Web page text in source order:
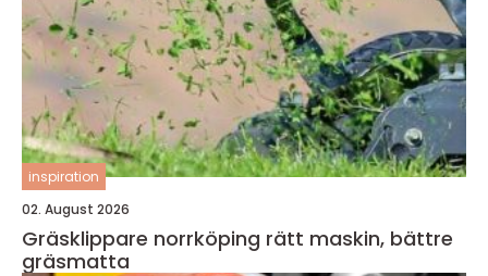
inspiration
02. August 2026
Gräsklippare norrköping rätt maskin, bättre
gräsmatta